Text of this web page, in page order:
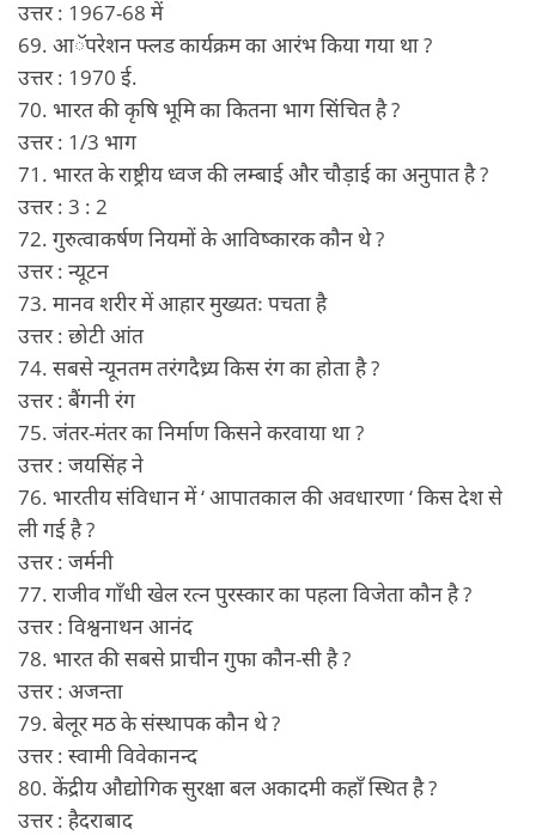
उत्तर : 1967-68 में
69. आॅपरेशन फ्लड कार्यक्रम का आरंभ किया गया था ?
उत्तर : 1970 ई.
70. भारत की कृषि भूमि का कितना भाग सिंचित है ?
उत्तर : 1/3 भाग
71. भारत के राष्ट्रीय ध्वज की लम्बाई और चौड़ाई का अनुपात है ?
उत्तर : 3 : 2
72. गुरुत्वाकर्षण नियमों के आविष्कारक कौन थे ?
उत्तर : न्यूटन
73. मानव शरीर में आहार मुख्यतः पचता है
उत्तर : छोटी आंत
74. सबसे न्यूनतम तरंगदैध्र्य किस रंग का होता है ?
उत्तर : बैंगनी रंग
75. जंतर-मंतर का निर्माण किसने करवाया था ?
उत्तर : जयसिंह ने
76. भारतीय संविधान में ‘ आपातकाल की अवधारणा ‘ किस देश से
ली गई है ?
उत्तर : जर्मनी
77. राजीव गाँधी खेल रत्न पुरस्कार का पहला विजेता कौन है ?
उत्तर : विश्वनाथन आनंद
78. भारत की सबसे प्राचीन गुफा कौन-सी है ?
उत्तर : अजन्ता
79. बेलूर मठ के संस्थापक कौन थे ?
उत्तर : स्वामी विवेकानन्द
80. केंद्रीय औद्योगिक सुरक्षा बल अकादमी कहाँ स्थित है ?
उत्तर : हैदराबाद